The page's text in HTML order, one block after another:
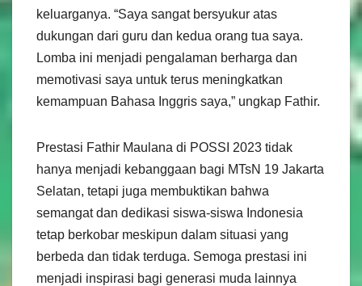
keluarganya. “Saya sangat bersyukur atas
dukungan dari guru dan kedua orang tua saya.
Lomba ini menjadi pengalaman berharga dan
memotivasi saya untuk terus meningkatkan
kemampuan Bahasa Inggris saya,” ungkap Fathir.
Prestasi Fathir Maulana di POSSI 2023 tidak
hanya menjadi kebanggaan bagi MTsN 19 Jakarta
Selatan, tetapi juga membuktikan bahwa
semangat dan dedikasi siswa-siswa Indonesia
tetap berkobar meskipun dalam situasi yang
berbeda dan tidak terduga. Semoga prestasi ini
menjadi inspirasi bagi generasi muda lainnya